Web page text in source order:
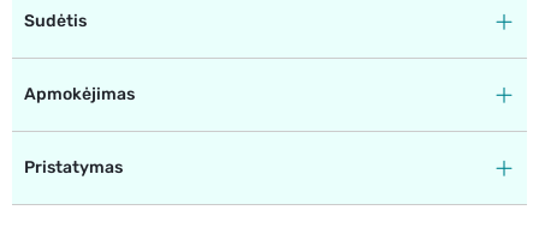
Sudėtis
Apmokėjimas
Pristatymas